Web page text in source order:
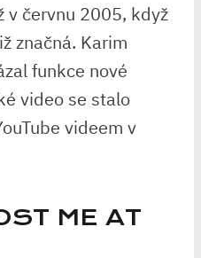
v červnu 2005, když
značná. Karim
funkce nové
video se stalo
videem v
ME AT